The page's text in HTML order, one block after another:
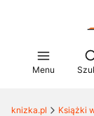
Menu
knizka.pl Książki